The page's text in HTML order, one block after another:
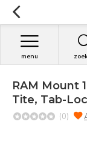
menu
RAM Mount
Tite, Tab-
(0)